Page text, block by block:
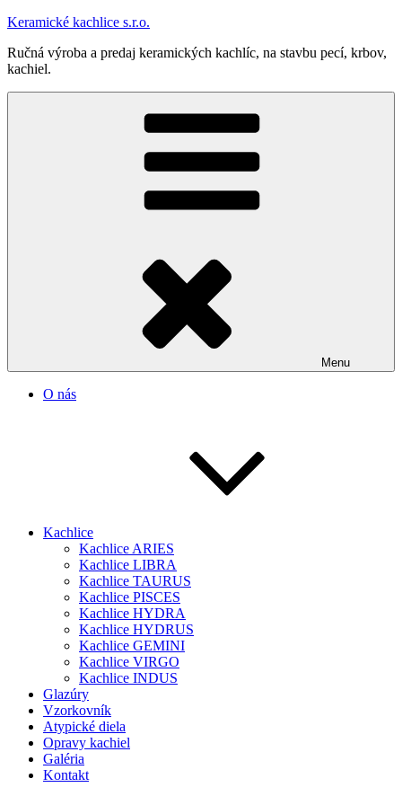
Prejsť
obsah
Keramické kachlice s.r.o.
Ručná výroba a predaj keramických kachlíc, na stavbu pecí, krbov,
kachiel.
Menu
O nás
Kachlice
Kachlice ARIES
Kachlice LIBRA
Kachlice TAURUS
Kachlice PISCES
Kachlice HYDRA
Kachlice HYDRUS
Kachlice GEMINI
Kachlice VIRGO
Kachlice INDUS
Glazúry
Vzorkovník
Atypické diela
Opravy kachiel
Galéria
Kontakt